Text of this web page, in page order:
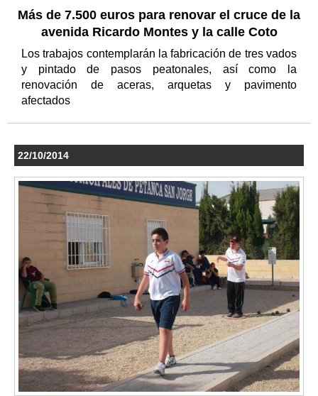
Más de 7.500 euros para renovar el cruce de la
avenida Ricardo Montes y la calle Coto
Los trabajos contemplarán la fabricación de tres vados
y pintado de pasos peatonales, así como la
renovación de aceras, arquetas y pavimento
afectados
22/10/2014